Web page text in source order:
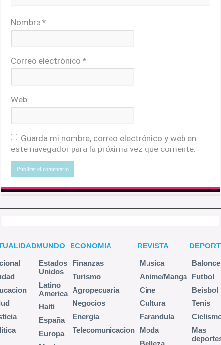
Nombre*
Correo electrónico*
Web
Guarda mi nombre, correo electrónico y web en
este navegador para la próxima vez que comente.
MUNDO
Estados
Unidos
Latino
America
Haiti
España
Europa
ECONOMIA
Finanzas
Turismo
Agropecuaria
Negocios
Energia
Telecomunicacion
REVISTA
Musica
Anime/Manga
Cine
Cultura
Farandula
Moda
Futbol
Beisbol
Tenis
Mas